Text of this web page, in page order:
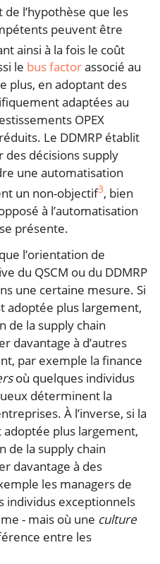
de l’hypothèse que les
peuvent être
ainsi à la fois le coût
le bus factorassocié au
plus, en adoptant des
adaptées au
OPEX
Le DDMRP établit
décisions supply
une automatisation
un non-objectif3, bien
à l’automatisation
présente.
l’orientation de
du QSCM ou du DDMRP
une certaine mesure. Si
adoptée plus largement,
de la supply chain
davantage à d’autres
par exemple la finance
où quelques individus
déterminent la
À l’inverse, si la
adoptée plus largement,
de la supply chain
davantage à des
les managers de
individus exceptionnels
- mais où une culture
entre les